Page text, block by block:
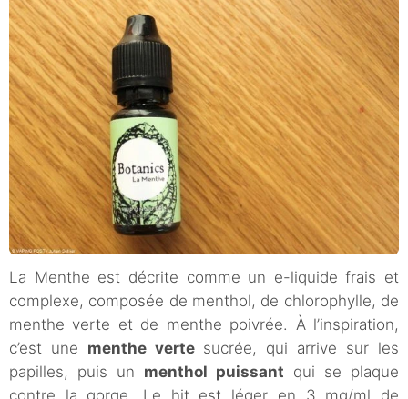
La Menthe est décrite comme un e-liquide frais et
complexe, composée de menthol, de chlorophylle, de
menthe verte et de menthe poivrée. À l’inspiration,
c’est une menthe verte sucrée, qui arrive sur les
papilles, puis un menthol puissant qui se plaque
contre la gorge. Le hit est léger en 3 mg/ml de